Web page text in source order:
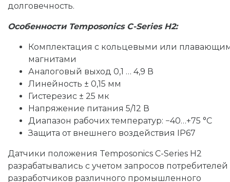
долговечность.
Особенности Temposonics C-Series H2:
Комплектация с кольцевыми или
магнитами
Аналоговый выход 0,1 … 4,9 В
Линейность ± 0,15 мм
Гистерезис ± 25 мк
Напряжение питания 5/12 В
Диапазон рабочих температур: −40…+75 °C
Защита от внешнего воздействия IP67
Датчики положения Temposonics C-Series H2
разрабатывались с учетом запросов
разработчиков различного промышленного